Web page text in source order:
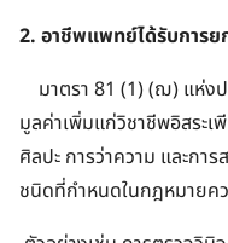
2. อาชีพแพทย์ได้รับการย
มาตรา 81 (1) (ฌ) แห่ง
มูลค่าเพิ่มแก่วิชาชีพอิสระเ
ศิลปะ การว่าความ และกา
ชนิดที่กำหนดในกฎหมายค